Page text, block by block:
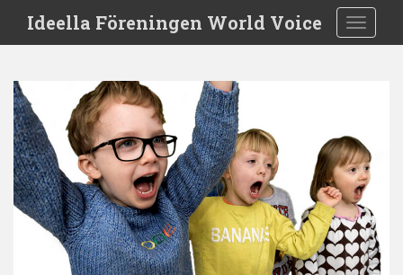
i
Ideella Föreningen World Voice